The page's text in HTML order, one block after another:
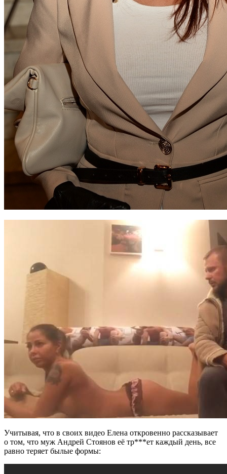
Учитывая, что в своих видео Елена откровенно рассказывает
о том, что муж Андрей Стоянов её тр***ет каждый день, все
равно теряет былые формы: